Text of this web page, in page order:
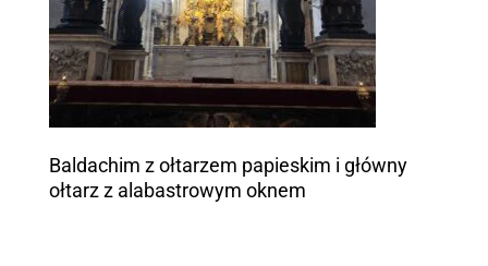
Baldachim z ołtarzem papieskim i główny
ołtarz z alabastrowym oknem